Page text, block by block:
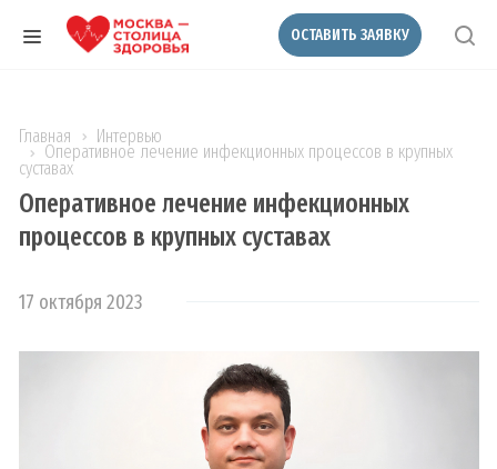
ОСТАВИТЬ ЗАЯВКУ
Главная Интервью
Оперативное лечение инфекционных процессов в крупных
суставах
Оперативное лечение инфекционных
процессов в крупных суставах
17 октября 2023